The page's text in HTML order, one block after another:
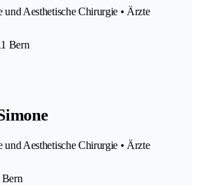
und Aesthetische Chirurgie • Ärzte
Bern
und Aesthetische Chirurgie • Ärzte
Bern